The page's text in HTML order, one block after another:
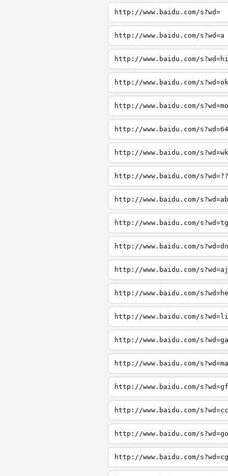
http://www.baidu.com/s?wd=
http://www.baidu.com/s?wd=a
http://www.baidu.com/s?wd=hi
http://www.baidu.com/s?wd=ok
http://www.baidu.com/s?wd=mo
http://www.baidu.com/s?wd=64
http://www.baidu.com/s?wd=wk
http://www.baidu.com/s?wd=??
http://www.baidu.com/s?wd=ab
http://www.baidu.com/s?wd=tg
http://www.baidu.com/s?wd=dn
http://www.baidu.com/s?wd=aj
http://www.baidu.com/
http://www.baidu.com/
http://www.baidu.com/
http://www.baidu.com/
http://www.baidu.com/
http://www.baidu.com/
http://www.baidu.com/
http://www.baidu.com/